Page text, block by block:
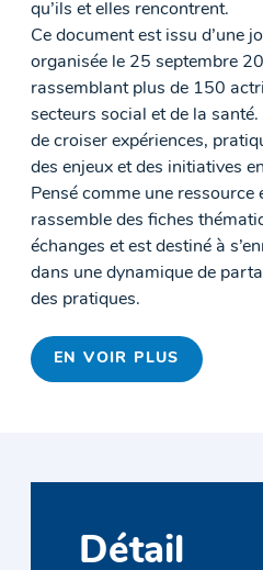
qu’ils et elles rencontrent.
Ce document est issu d’une
organisée le 25 septembre
rassemblant plus de 150
secteurs social et de la
de croiser expériences,
des enjeux et des initiatives
Pensé comme une ressource
rassemble des fiches
échanges et est destiné à
dans une dynamique de
des pratiques.
EN VOIR PLUS
Détail